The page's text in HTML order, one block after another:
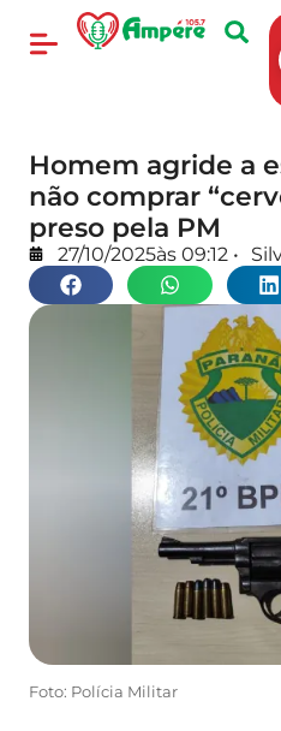
Homem agride a
não comprar
preso pela PM
27/10/2025às 09:12 •
Foto: Polícia Militar